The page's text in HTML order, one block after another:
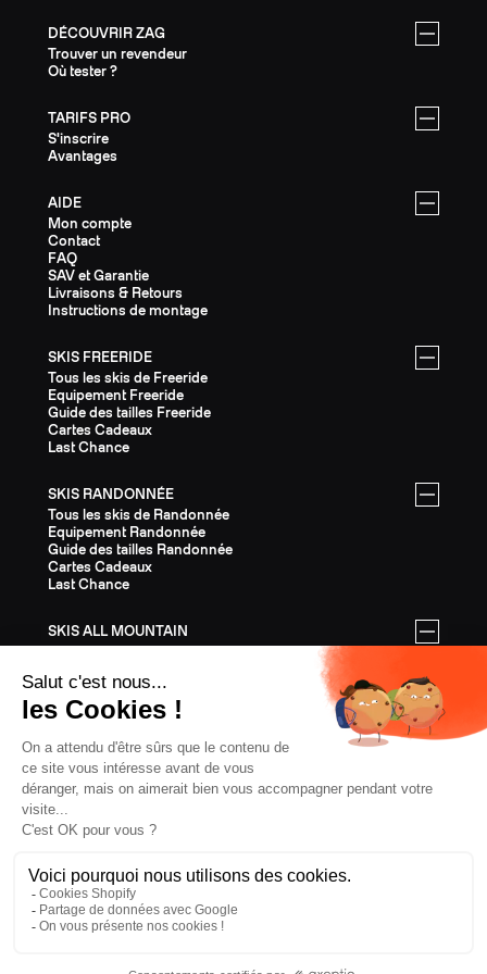
DÉCOUVRIR ZAG
Trouver un revendeur
Où tester ?
TARIFS PRO
S'inscrire
Avantages
AIDE
Mon compte
Contact
FAQ
SAV et Garantie
Livraisons & Retours
Instructions de montage
SKIS FREERIDE
Tous les skis de Freeride
Equipement Freeride
Guide des tailles Freeride
Cartes Cadeaux
Last Chance
SKIS RANDONNÉE
Tous les skis de Randonnée
Equipement Randonnée
Guide des tailles Randonnée
Cartes Cadeaux
Last Chance
SKIS ALL MOUNTAIN
Guide des tailles All Mountain
Cartes Cadeaux
Last Chance
ÉQUIPEMENT
Tout l'Équipement
Casques
Fixations
Bâtons
Couteaux
Textile
Cartes Cadeaux
Last Chance